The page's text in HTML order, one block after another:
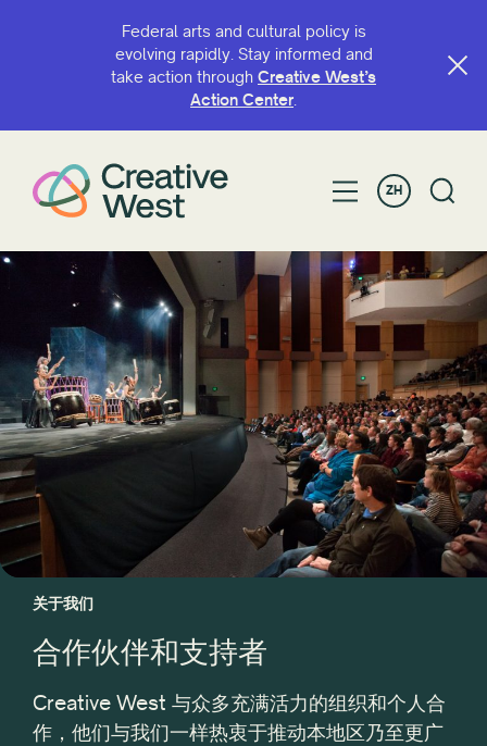
Federal arts and cultural policy is
evolving rapidly. Stay informed and
take action through Creative West’s
Action Center.
ZH
关于我们
合作伙伴和支持者
Creative West 与众多充满活力的组织和个人合
作，他们与我们一样热衷于推动本地区乃至更广